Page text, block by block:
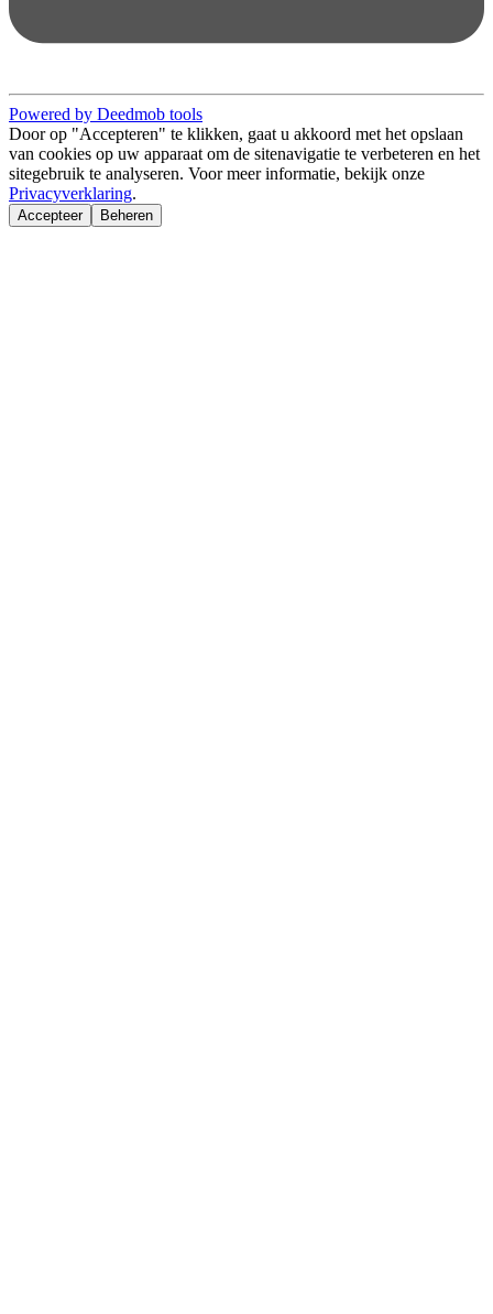
Powered by Deedmob tools
Door op "Accepteren" te klikken, gaat u akkoord met het opslaan
van cookies op uw apparaat om de sitenavigatie te verbeteren en het
sitegebruik te analyseren. Voor meer informatie, bekijk onze
Privacyverklaring.
Accepteer Beheren